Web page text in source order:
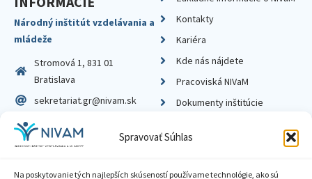
Spravovať Súhlas
Na poskytovanie tých najlepších skúseností používame technológie, ako sú
Národný inštitút vzdelávania a
mládeže
Stromová 1, 831 01
Bratislava
sekretariat.gr@nivam.sk
IČO: 00164348
DIČ: 2020798714
Kontakty
Kariéra
Kde nás nájdete
Pracoviská NIVaM
Dokumenty inštitúcie